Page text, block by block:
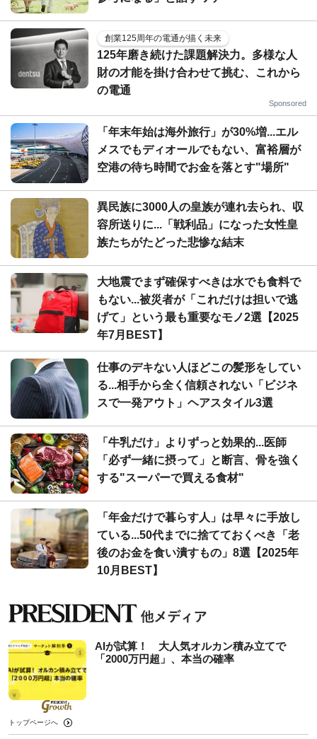
創業125周年の電通が描く未来
125年磨き続けた課題解決力。多様な人
財の才能を掛け合わせて挑む、これから
の電通
Sponsored
「年末年始は海外旅行」が30%増...エル
メスでもディオールでもない、富裕層が
空港の待ち時間でお金を落とす"場所"
異民族に3000人の皇族が連れ去られ、収
容所送りに...「戦利品」になった女性皇
族たちがたどった悲惨な結末
大地震でまず確保すべきは水でも食料で
もない...被災者が「これだけは担いで逃
げて」という最も重要なモノ2選【2025
年7月BEST】
仕事のデキない人ほどこの髪形をしてい
る...相手から全く信頼されない「ビジネ
スで一発アウト」ヘアスタイル3選
「牛乳だけ」よりずっと効果的...医師
「必ず一緒に摂って」と断言、骨を強く
する"スーパーで買える食材"
「年金だけで暮らす人」は早々に手放し
ている...50代までに捨てておくべき「老
後のお金を食い潰すもの」8選【2025年
10月BEST】
AIが試算！ 大人気オルカン積み立てで
「2000万円超」、本当の確率
トップページへ